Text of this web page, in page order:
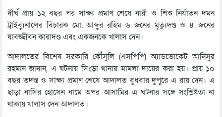
দীর্ঘ প্রায় ১২ বছর পর সাক্ষ্য প্রমাণ শেষে নারী ও শিশু নির্যাতন দমন
ট্রাইব্যুনালের বিচারক মো. আব্দুর রহিম ৬ জনের মৃত্যুদণ্ড ও ৪ জনের
যাবজ্জীবন কারাদণ্ড এবং একজনকে খালাস দেন।
আদালতের বিশেষ সরকারি কৌঁসুলি (এসপিপি) অ্যাডভোকেট আনিসুর
রহমান জানান, এ ঘটনায় সিংড়া থানায় মামলা দায়ের করা হয়। প্রায় ১০
বছর তদন্ত ও সাক্ষ্য প্রমাণ শেষে আদালত বুধবার দুপুরে এ রায় দেন। এ
ছাড়া নাসির হোসেন নামে অপর আসামির এ ঘটনার সঙ্গে সংশ্লিষ্টতা না
থাকায় খালাস দেন আদালত।